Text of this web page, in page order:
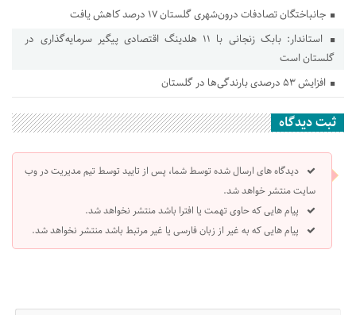
جانباختگان تصادفات درون‌شهری گلستان ۱۷ درصد کاهش یافت
استاندار: بابک زنجانی با ۱۱ هلدینگ اقتصادی پیگیر سرمایه‌گذاری در
گلستان است
افزایش ۵۳ درصدی بارندگی‌ها در گلستان
ثبت دیدگاه
دیدگاه های ارسال شده توسط شما، پس از تایید توسط تیم مدیریت در وب
سایت منتشر خواهد شد.
پیام هایی که حاوی تهمت یا افترا باشد منتشر نخواهد شد.
پیام هایی که به غیر از زبان فارسی یا غیر مرتبط باشد منتشر نخواهد شد.